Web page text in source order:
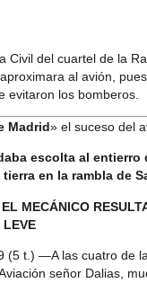
Civil del cuartel de la
al avión,
evitaron los bomberos.
Madrid» el suceso del
escolta al entierro
en la rambla de
MECÁNICO
LEVE
(5 t.) —A las cuatro de
señor Dalias,